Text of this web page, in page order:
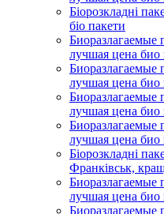
Біорозкладні
біо пакети
Биоразлагаемые
лучшая цена био
Биоразлагаемые
лучшая цена био
Биоразлагаемые
лучшая цена био
Биоразлагаемые
лучшая цена био
Біорозкладні
Франківськ,
Биоразлагаемые
лучшая цена био
Биоразлагаемые